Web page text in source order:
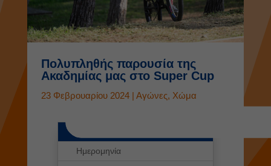
Πολυπληθής παρουσία της
Ακαδημίας μας στο Super Cup
23 Φεβρουαρίου 2024| Αγώνες, Χώμα
Ημερομηνία